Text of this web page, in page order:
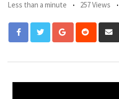
Less than a minute
257 Views